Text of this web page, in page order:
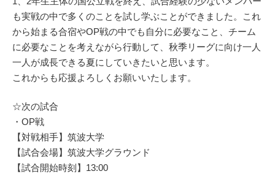
も実戦の中で多くのことを試し学ぶことができました。これ
から始まる合宿やOP戦の中でも自分に必要なこと、チーム
に必要なことを考えながら行動して、秋季リーグに向け一人
一人が成長できる夏にしていきたいと思います。
これからも応援よろしくお願いいたします。
☆次の試合
・OP戦
【対戦相手】筑波大学
【試合会場】筑波大学グラウンド
【試合開始時刻】13:00